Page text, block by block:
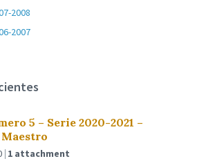
2008
2007
5 – Serie 2020-2021 –
1 attachment